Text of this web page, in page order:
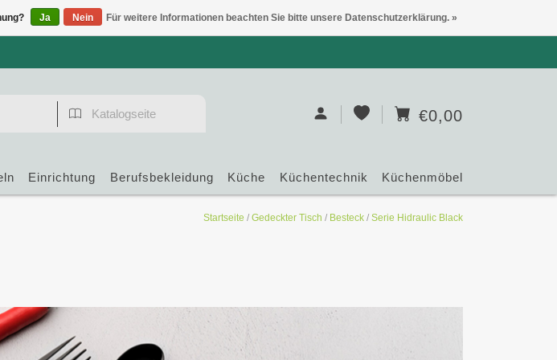
€0,00
Einrichtung Berufsbekleidung Küche Küchentechnik Küchenmöbel
Startseite / Gedeckter Tisch / Besteck / Serie Hidraulic Black
Ja Nein Für weitere Informationen beachten Sie bitte unsere Datenschutzerklärung. »